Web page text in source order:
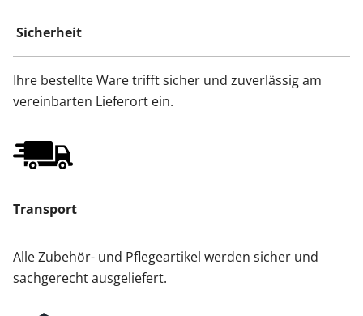
Sicherheit
Ihre bestellte Ware trifft sicher und zuverlässig am
vereinbarten Lieferort ein.
Transport
Alle Zubehör- und Pflegeartikel werden sicher und
sachgerecht ausgeliefert.